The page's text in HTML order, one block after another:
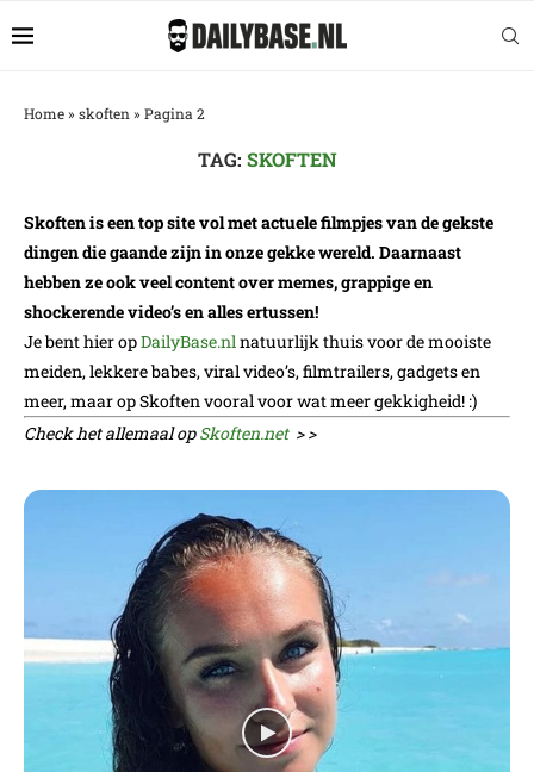
Home» skoften » Pagina 2
TAG: SKOFTEN
Skoften is een top site vol met actuele filmpjes van de gekste
dingen die gaande zijn in onze gekke wereld. Daarnaast
hebben ze ook veel content over memes, grappige en
shockerende video’s en alles ertussen!
Je bent hier opDailyBase.nlnatuurlijk thuis voor de mooiste
meiden, lekkere babes, viral video’s, filmtrailers, gadgets en
meer, maar op Skoften vooral voor wat meer gekkigheid! :)
Check het allemaal opSkoften.net> >